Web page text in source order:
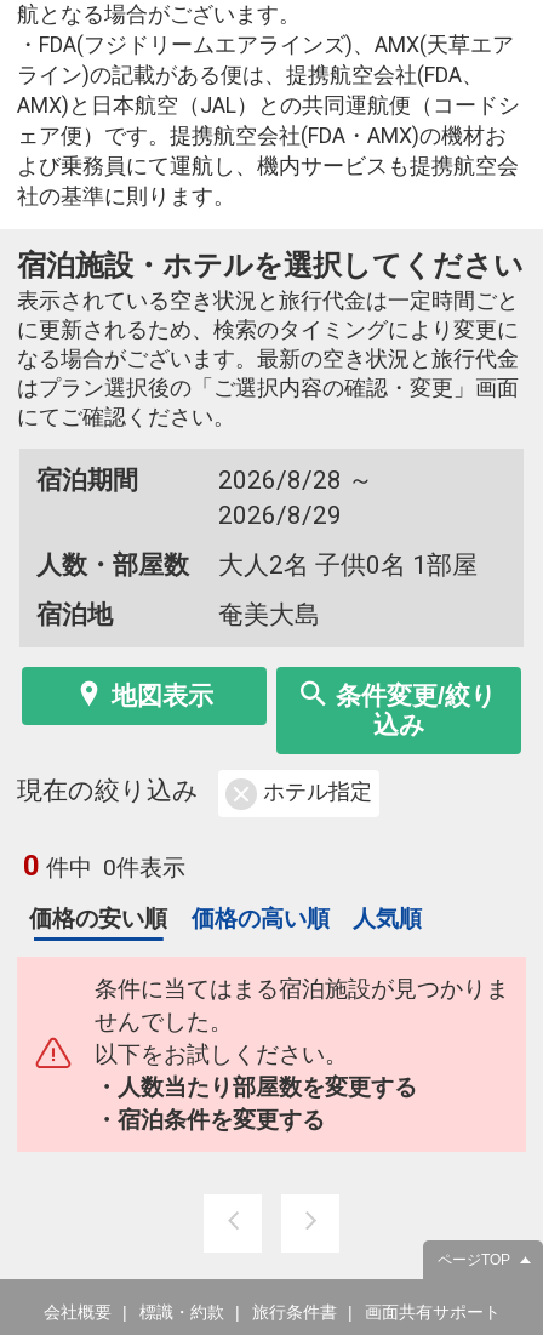
航となる場合がございます。
・FDA(フジドリームエアラインズ)、AMX(天草エア
ライン)の記載がある便は、提携航空会社(FDA、
AMX)と日本航空（JAL）との共同運航便（コードシ
ェア便）です。提携航空会社(FDA・AMX)の機材お
よび乗務員にて運航し、機内サービスも提携航空会
社の基準に則ります。
宿泊施設・ホテルを選択してください
表示されている空き状況と旅行代金は一定時間ごと
に更新されるため、検索のタイミングにより変更に
なる場合がございます。最新の空き状況と旅行代金
はプラン選択後の「ご選択内容の確認・変更」画面
にてご確認ください。
宿泊期間
2026/8/28 ～
2026/8/29
人数・部屋数
大人2名 子供0名 1部屋
宿泊地
奄美大島
地図表示
条件変更/絞り
込み
現在の絞り込み ホテル指定
0 件中 0件表示
価格の安い順
価格の高い順 人気順
条件に当てはまる宿泊施設が見つかりま
せんでした。
以下をお試しください。
・人数当たり部屋数を変更する
・宿泊条件を変更する
ページTOP
会社概要 標識・約款 旅行条件書 画面共有サポート